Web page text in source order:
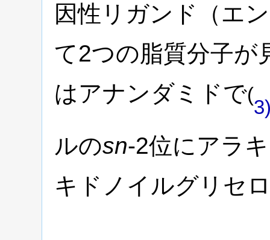
因性リガンド（エ
て2つの脂質分子が
はアナンダミドで(
ルのsn-2位にアラ
キドノイルグリセ